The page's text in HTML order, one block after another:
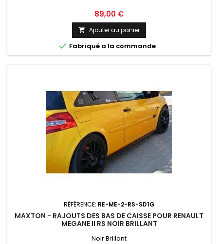
Prix
89,00 €
 Ajouter au panier
 Fabriqué a la commande
RÉFÉRENCE: RE-ME-2-RS-SD1G
MAXTON - RAJOUTS DES BAS DE CAISSE POUR RENAULT
MEGANE II RS NOIR BRILLANT
Noir Brillant